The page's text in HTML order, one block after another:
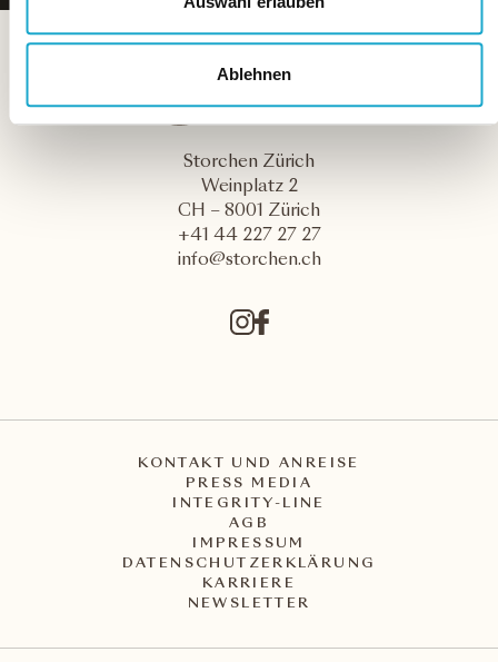
Ablehnen
Storchen Zürich
Weinplatz 2
CH – 8001 Zürich
+41 44 227 27 27
info@storchen.ch
KONTAKT UND ANREISE
PRESS MEDIA
INTEGRITY-LINE
AGB
IMPRESSUM
DATENSCHUTZERKLÄRUNG
KARRIERE
NEWSLETTER